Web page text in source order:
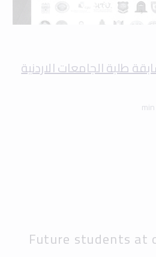
طلبة الجامعات الاردنية
Future students at